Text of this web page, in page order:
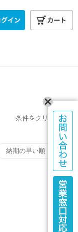
条件をクリア
納期の早い順